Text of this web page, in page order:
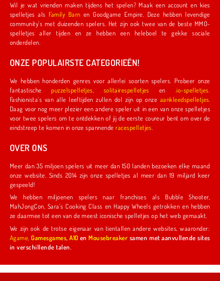
Wil je wat vrienden maken tijdens het spelen? Maak een account en kies
spelletjes als
Family Barn en Goodgame Empire. Deze hebben levendige
community's met duizenden spelers. Het zijn ook twee van de beste MMO-
spelletjes aller tijden en ze hebben een heleboel te gekke sociale
onderdelen.
ONZE POPULAIRSTE CATEGORIEËN!
We hebben honderden genres voor allerlei soorten spelers. Probeer onze
fantastischepuzzelspelletjes solitairespelletjes en .io-spelletjes
Fashionista's van alle leeftijden zullen dol zijn op onze aankleedspelletjes
Daag voor nog meer plezier een andere speler uit in een van onze spelletjes
voor twee spelers om te ontdekken of jij de eerste coureur bent om over de
eindstreep te komen in onze spannenderacespelletjes
OVER ONS
Meer dan 35 miljoen spelers uit meer dan 150 landen bezoeken elke maand
onze website. Sinds 2014 zijn onze spelletjes al meer dan 19 miljard keer
gespeeld!
We hebben miljoenen spelers naar franchises als Bubble Shooter,
MahJongCon, Sara's Cooking Class en Happy Wheels getrokken en hebben
ze daarmee tot een van de meest iconische spelletjes op het web gemaakt.
We zijn ook de trotse eigenaar van tientallen andere websites, waaronder:
Agame ,Gamesgames,A10 enMousebreaker samen met aanvullende sites
in verschillende talen.